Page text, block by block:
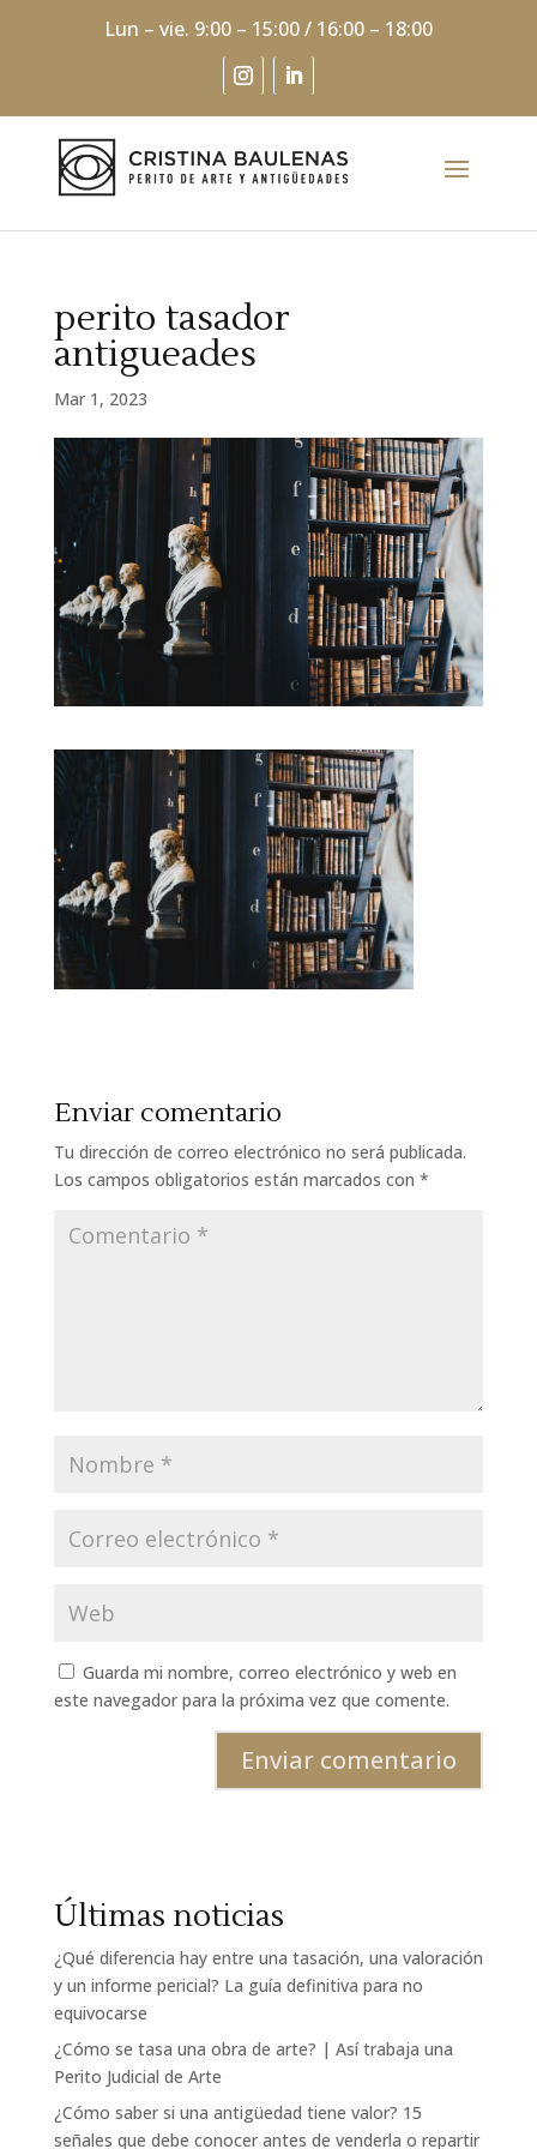
Lun – vie. 9:00 – 15:00 / 16:00 – 18:00
perito tasador
antigueades
Mar 1, 2023
Enviar comentario
Tu dirección de correo electrónico no será publicada.
Los campos obligatorios están marcados con *
Guarda mi nombre, correo electrónico y web en
este navegador para la próxima vez que comente.
Últimas noticias
¿Qué diferencia hay entre una tasación, una valoración
y un informe pericial? La guía definitiva para no
equivocarse
¿Cómo se tasa una obra de arte? | Así trabaja una
Perito Judicial de Arte
¿Cómo saber si una antigüedad tiene valor? 15
señales que debe conocer antes de venderla o repartir